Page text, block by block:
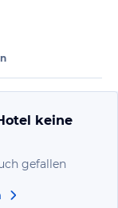
keine
gefallen